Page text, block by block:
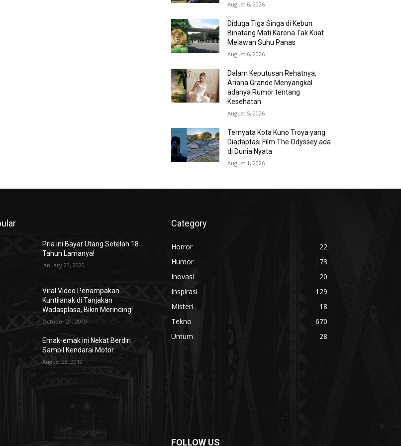
August 6, 2026
Diduga Tiga Singa di Kebun
Binatang Mati Karena Tak Kuat
Melawan Suhu Panas
August 6, 2026
Dalam Keputusan Rehatnya,
Ariana Grande Menyangkal
adanya Rumor tentang
Kesehatan
August 5, 2026
Ternyata Kota Kuno Troya yang
Diadaptasi Film The Odyssey ada
di Dunia Nyata
August 1, 2026
Pria ini Bayar Utang Setelah 18
Tahun Lamanya!
January 23, 2020
Viral Video Penampakan
Kuntilanak di Tanjakan
Wadasplasa, Bikin Merinding!
October 21, 2019
Emak-emak ini Nekat Berdiri
Sambil Kendarai Motor
August 28, 2019
Category
Horror
22
Humor
73
Inovasi
20
Inspirasi
129
Misteri
18
Tekno
670
Umum
28
FOLLOW US